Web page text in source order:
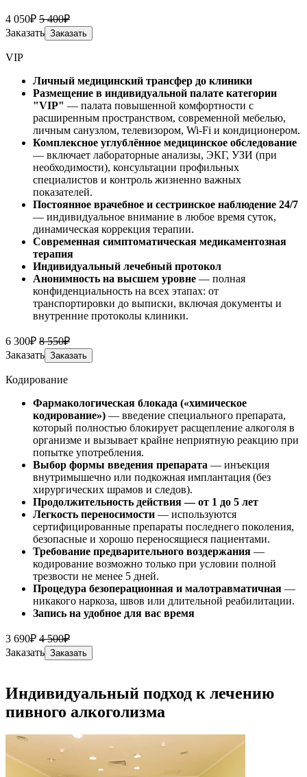
4 050₽ 5 400₽
Заказать Заказать
VIP
Личный медицинский трансфер до клиники
Размещение в индивидуальной палате категории
"VIP" — палата повышенной комфортности с
расширенным пространством, современной мебелью,
личным санузлом, телевизором, Wi-Fi и кондиционером.
Комплексное углублённое медицинское обследование
— включает лабораторные анализы, ЭКГ, УЗИ (при
необходимости), консультации профильных
специалистов и контроль жизненно важных
показателей.
Постоянное врачебное и сестринское наблюдение 24/7
— индивидуальное внимание в любое время суток,
динамическая коррекция терапии.
Современная симптоматическая медикаментозная
терапия
Индивидуальный лечебный протокол
Анонимность на высшем уровне — полная
конфиденциальность на всех этапах: от
транспортировки до выписки, включая документы и
внутренние протоколы клиники.
6 300₽ 8 550₽
Заказать Заказать
Кодирование
Фармакологическая блокада («химическое
кодирование») — введение специального препарата,
который полностью блокирует расщепление алкоголя в
организме и вызывает крайне неприятную реакцию при
попытке употребления.
Выбор формы введения препарата — инъекция
внутримышечно или подкожная имплантация (без
хирургических шрамов и следов).
Продолжительность действия — от 1 до 5 лет
Легкость переносимости — используются
сертифицированные препараты последнего поколения,
безопасные и хорошо переносящиеся пациентами.
Требование предварительного воздержания —
кодирование возможно только при условии полной
трезвости не менее 5 дней.
Процедура безоперационная и малотравматичная —
никакого наркоза, швов или длительной реабилитации.
Запись на удобное для вас время
3 690₽ 4 500₽
Заказать Заказать
Индивидуальный подход к лечению
пивного алкоголизма